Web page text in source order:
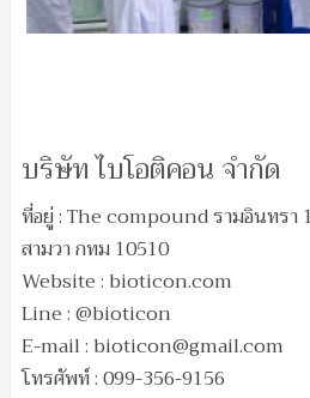
บริษัท ไบโอติคอน จำกัด
ที่อยู่ : The compound รามอินทรา
สามวา กทม 10510
Website : bioticon.com
Line : @bioticon
E-mail : bioticon@gmail.com
โทรศัพท์ : 099-356-9156